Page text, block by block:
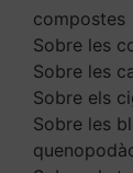
compostes
Sobre les
Sobre les
Sobre els
Sobre les